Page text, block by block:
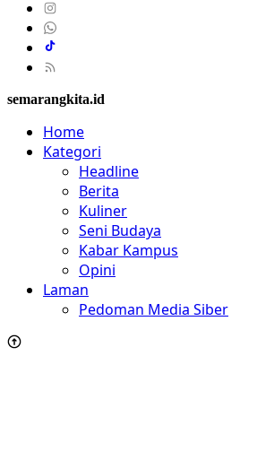
semarangkita.id
Home
Kategori
Headline
Berita
Kuliner
Seni Budaya
Kabar Kampus
Opini
Laman
Pedoman Media Siber